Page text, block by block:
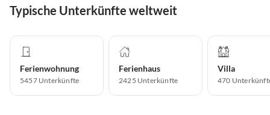
Typische Unterkünfte weltweit
Ferienwohnung
5457 Unterkünfte
Ferienhaus
2425 Unterkünfte
Villa
470